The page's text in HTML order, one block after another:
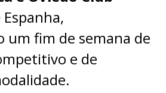
Espanha,
um fim de semana de
e de